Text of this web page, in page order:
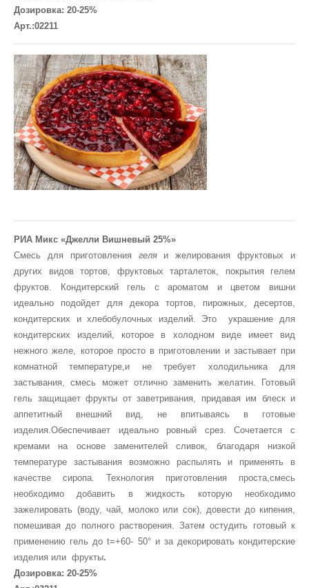
Дозировка: 20-25%
Арт.:02211
РИА Микс «Джелли Вишневый 25%»
Смесь для приготовления геляи желирования фруктовых и
других видов тортов, фруктовых тарталеток, покрытия гелем
фруктов. Кондитерский гель с ароматом и цветом вишни
идеально подойдет для декора тортов, пирожных, десертов,
кондитерских и хлебобулочных изделий. Это украшение для
кондитерских изделий, которое в холодном виде имеет вид
нежного желе, которое просто в приготовлении и застывает при
комнатной температуре,и не требует холодильника для
застывания, смесь может отлично заменить желатин. Готовый
гель защищает фрукты от заветривания, придавая им блеск и
аппетитный внешний вид, не впитываясь в готовые
изделия.Обеспечивает идеально ровный срез. Сочетается с
кремами на основе заменителей сливок, благодаря низкой
температуре застывания возможно распылять и применять в
качестве сиропа. Технология приготовления проста,смесь
необходимо добавить в жидкость которую необходимо
зажелировать (воду, чай, молоко или сок), довести до кипения,
помешивая до полного растворения. Затем остудить готовый к
применению гель до t=+60- 50° и за декорировать кондитерские
изделия или фрукты.
Дозировка: 20-25%